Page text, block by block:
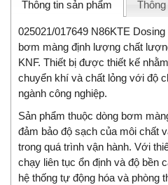
Thông tin sản phẩm
025021/017649 N86KTE
bơm màng định lượng chất
KNF. Thiết bị được thiết kế
chuyển khí và chất lỏng với độ
ngành công nghiệp.
Sản phẩm thuộc dòng bơm
đảm bảo độ sạch của môi chất
trong quá trình vận hành. Với
chạy liên tục ổn định và độ bền
hệ thống tự động hóa và phòng